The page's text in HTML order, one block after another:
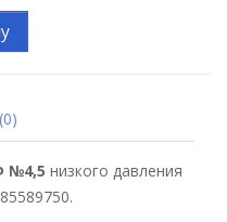
№4,5 низкого давления